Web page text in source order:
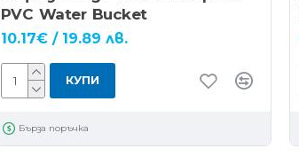
PVC Water Bucket
10.17€ / 19.89 лв.
КУПИ
Бърза поръчка